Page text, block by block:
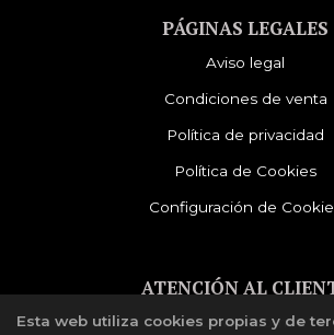
PÁGINAS LEGALES
Aviso legal
Condiciones de venta
Política de privacidad
Política de Cookies
Configuración de
ATENCIÓN AL
Quiénes somos
Esta web utiliza cookies propias y de